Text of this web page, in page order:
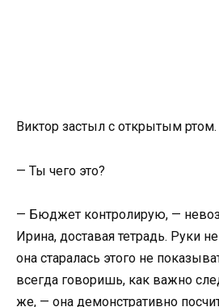
Виктор застыл с открытым ртом.
— Ты чего это?
— Бюджет контролирую, —
Ирина, доставая тетрадь. Руки
она старалась этого не
всегда говоришь, как важно
же, — она демонстративно